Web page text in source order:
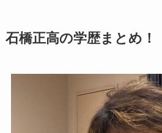
石橋正高の学歴まとめ！